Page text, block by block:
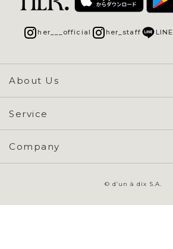
About Us
Concept & Overview
Service
会員登録 / ログイン
ご利用ガイド
お問い合わせ
Company
her___official her_staff LINE
© d’un à dix S.A.